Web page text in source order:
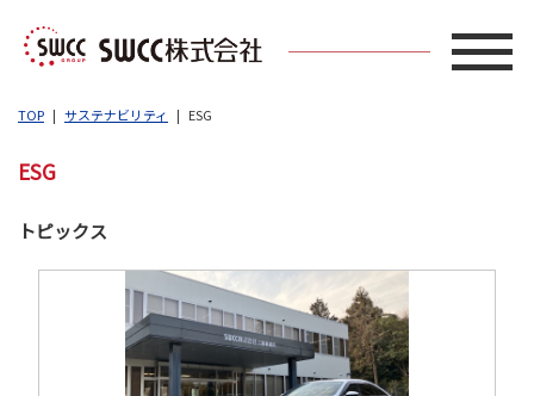
TOP サステナビリティ ESG
ESG
トピックス